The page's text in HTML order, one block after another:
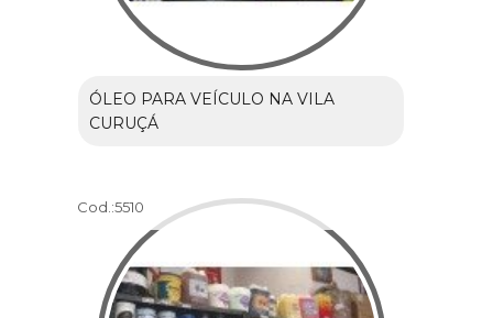
ÓLEO PARA VEÍCULO NA VILA
CURUÇÁ
Cod.:5510